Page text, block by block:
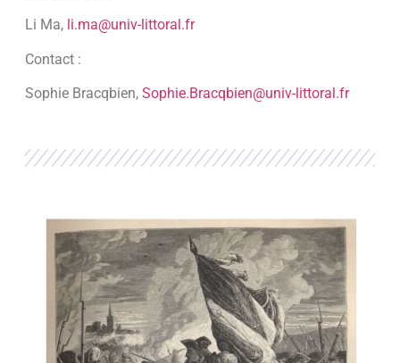
Li Ma, li.ma@univ-littoral.fr
Contact :
Sophie Bracqbien, Sophie.Bracqbien@univ-littoral.fr